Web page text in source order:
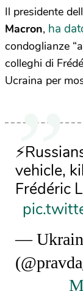
Il presidente
Macron, ha
condoglianze
colleghi di
Ucraina per
vehicle,
Frédéric
—